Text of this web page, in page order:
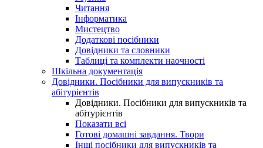
Читання
Інформатика
Мистецтво
Додаткові посібники
Довідники та словники
Таблиці та комплекти наочності
Шкільна документація
Довідники. Посібники для випускників та
абітурієнтів
Довідники. Посібники для випускників та
абітурієнтів
Показати всі
Готові домашні завдання. Твори
Інші посібники для випускників та